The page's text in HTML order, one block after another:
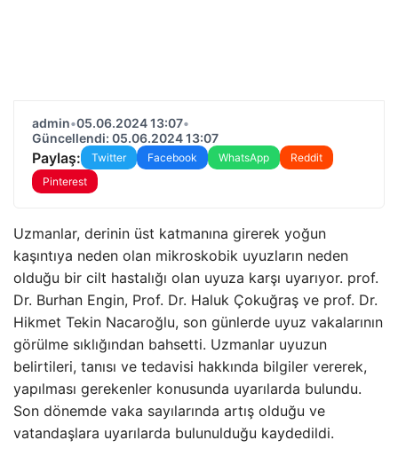
admin•05.06.2024 13:07•
Güncellendi: 05.06.2024 13:07
Paylaş: Twitter Facebook WhatsApp
Reddit
Pinterest
Uzmanlar, derinin üst katmanına girerek yoğun
kaşıntıya neden olan mikroskobik uyuzların neden
olduğu bir cilt hastalığı olan uyuza karşı uyarıyor. prof.
Dr. Burhan Engin, Prof. Dr. Haluk Çokuğraş ve prof. Dr.
Hikmet Tekin Nacaroğlu, son günlerde uyuz vakalarının
görülme sıklığından bahsetti. Uzmanlar uyuzun
belirtileri, tanısı ve tedavisi hakkında bilgiler vererek,
yapılması gerekenler konusunda uyarılarda bulundu.
Son dönemde vaka sayılarında artış olduğu ve
vatandaşlara uyarılarda bulunulduğu kaydedildi.